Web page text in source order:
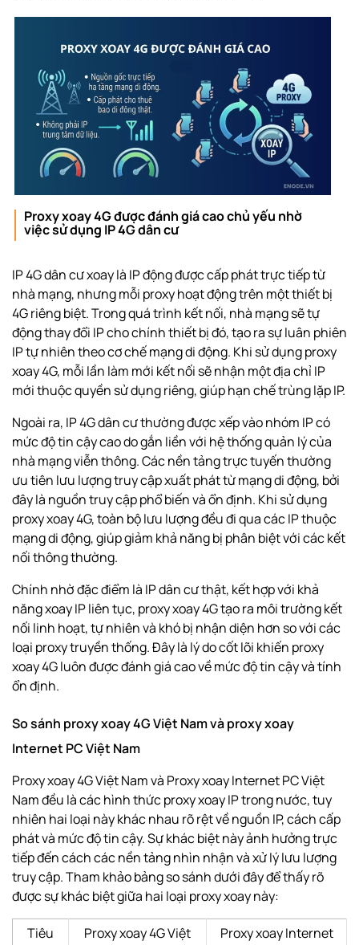
Proxy xoay 4G được đánh giá cao chủ yếu nhờ
việc sử dụng IP 4G dân cư
IP 4G dân cư xoay là IP động được cấp phát trực tiếp từ
nhà mạng, nhưng mỗi proxy hoạt động trên một thiết bị
4G riêng biệt. Trong quá trình kết nối, nhà mạng sẽ tự
động thay đổi IP cho chính thiết bị đó, tạo ra sự luân phiên
IP tự nhiên theo cơ chế mạng di động. Khi sử dụng proxy
xoay 4G, mỗi lần làm mới kết nối sẽ nhận một địa chỉ IP
mới thuộc quyền sử dụng riêng, giúp hạn chế trùng lặp IP.
Ngoài ra, IP 4G dân cư thường được xếp vào nhóm IP có
mức độ tin cậy cao do gắn liền với hệ thống quản lý của
nhà mạng viễn thông. Các nền tảng trực tuyến thường
ưu tiên lưu lượng truy cập xuất phát từ mạng di động, bởi
đây là nguồn truy cập phổ biến và ổn định. Khi sử dụng
proxy xoay 4G, toàn bộ lưu lượng đều đi qua các IP thuộc
mạng di động, giúp giảm khả năng bị phân biệt với các kết
nối thông thường.
Chính nhờ đặc điểm là IP dân cư thật, kết hợp với khả
năng xoay IP liên tục, proxy xoay 4G tạo ra môi trường kết
nối linh hoạt, tự nhiên và khó bị nhận diện hơn so với các
loại proxy truyền thống. Đây là lý do cốt lõi khiến proxy
xoay 4G luôn được đánh giá cao về mức độ tin cậy và tính
ổn định.
So sánh proxy xoay 4G Việt Nam và proxy xoay
Internet PC Việt Nam
Proxy xoay 4G Việt Nam và Proxy xoay Internet PC Việt
Nam đều là các hình thức proxy xoay IP trong nước, tuy
nhiên hai loại này khác nhau rõ rệt về nguồn IP, cách cấp
phát và mức độ tin cậy. Sự khác biệt này ảnh hưởng trực
tiếp đến cách các nền tảng nhìn nhận và xử lý lưu lượng
truy cập. Tham khảo bảng so sánh dưới đây để thấy rõ
được sự khác biệt giữa hai loại proxy xoay này:
Tiêu
Proxy xoay 4G Việt
Proxy xoay Internet